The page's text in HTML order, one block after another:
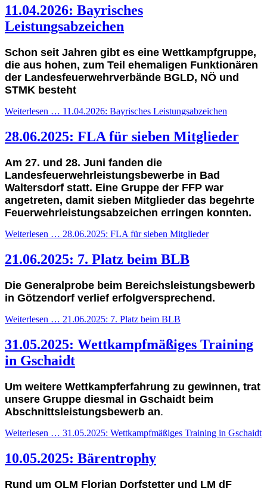
11.04.2026: Bayrisches
Leistungsabzeichen
Schon seit Jahren gibt es eine Wettkampfgruppe,
die aus hohen, zum Teil ehemaligen Funktionären
der Landesfeuerwehrverbände BGLD, NÖ und
STMK besteht
Weiterlesen … 11.04.2026: Bayrisches Leistungsabzeichen
28.06.2025: FLA für sieben Mitglieder
Am 27. und 28. Juni fanden die
Landesfeuerwehrleistungsbewerbe in Bad
Waltersdorf statt. Eine Gruppe der FFP war
angetreten, damit sieben Mitglieder das begehrte
Feuerwehrleistungsabzeichen erringen konnten.
Weiterlesen … 28.06.2025: FLA für sieben Mitglieder
21.06.2025: 7. Platz beim BLB
Die Generalprobe beim Bereichsleistungsbewerb
in Götzendorf verlief erfolgversprechend.
Weiterlesen … 21.06.2025: 7. Platz beim BLB
31.05.2025: Wettkampfmäßiges Training
in Gschaidt
Um weitere Wettkampferfahrung zu gewinnen, trat
unsere Gruppe diesmal in Gschaidt beim
Abschnittsleistungsbewerb an.
Weiterlesen … 31.05.2025: Wettkampfmäßiges Training in Gschaidt
10.05.2025: Bärentrophy
Rund um OLM Florian Dorfstetter und LM dF